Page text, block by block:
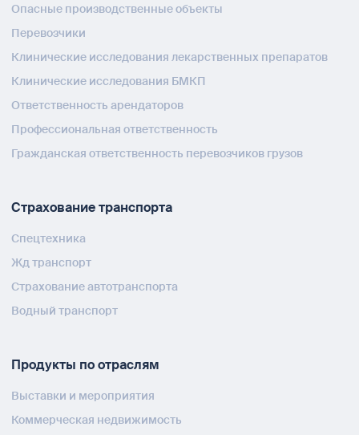
Опасные производственные объекты
Перевозчики
Клинические исследования лекарственных препаратов
Клинические исследования БМКП
Ответственность арендаторов
Профессиональная ответственность
Гражданская ответственность перевозчиков грузов
Страхование транспорта
Спецтехника
Жд транспорт
Страхование автотранспорта
Водный транспорт
Продукты по отраслям
Выставки и мероприятия
Коммерческая недвижимость